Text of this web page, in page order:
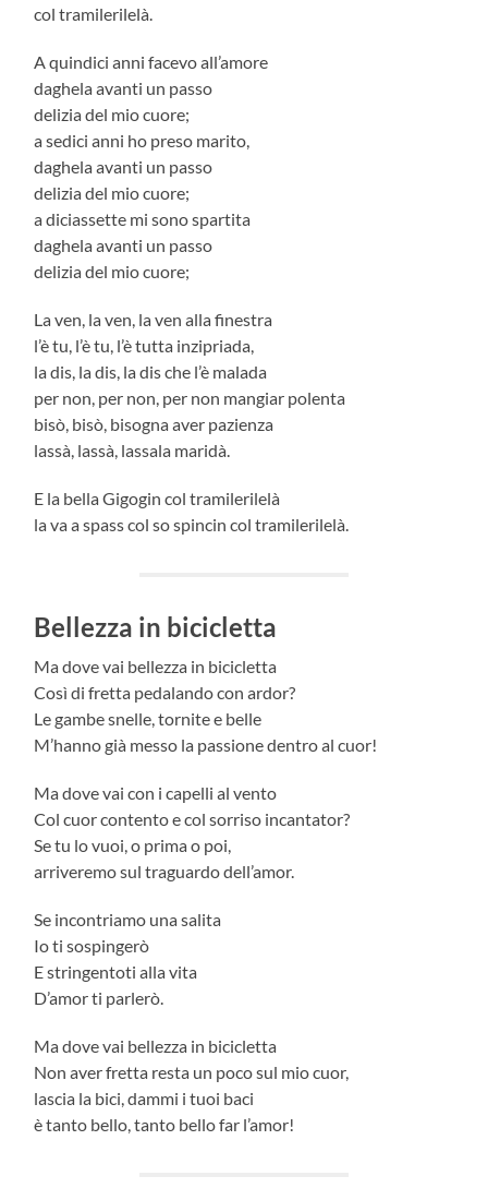
col tramilerilelà.
A quindici anni facevo all’amore
daghela avanti un passo
delizia del mio cuore;
a sedici anni ho preso marito,
daghela avanti un passo
delizia del mio cuore;
a diciassette mi sono spartita
daghela avanti un passo
delizia del mio cuore;
La ven, la ven, la ven alla finestra
l’è tu, l’è tu, l’è tutta inzipriada,
la dis, la dis, la dis che l’è malada
per non, per non, per non mangiar polenta
bisò, bisò, bisogna aver pazienza
lassà, lassà, lassala maridà.
E la bella Gigogin col tramilerilelà
la va a spass col so spincin col tramilerilelà.
Bellezza in bicicletta
Ma dove vai bellezza in bicicletta
Così di fretta pedalando con ardor?
Le gambe snelle, tornite e belle
M’hanno già messo la passione dentro al cuor!
Ma dove vai con i capelli al vento
Col cuor contento e col sorriso incantator?
Se tu lo vuoi, o prima o poi,
arriveremo sul traguardo dell’amor.
Se incontriamo una salita
Io ti sospingerò
E stringentoti alla vita
D’amor ti parlerò.
Ma dove vai bellezza in bicicletta
Non aver fretta resta un poco sul mio cuor,
lascia la bici, dammi i tuoi baci
è tanto bello, tanto bello far l’amor!